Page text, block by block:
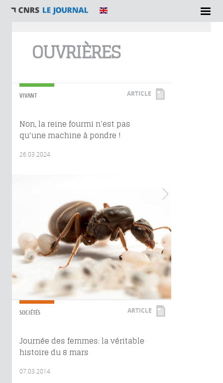
OUVRIÈRES
VIVANT ARTICLE
Non, la reine fourmi n’est pas
qu’une machine à pondre !
26.03.2024
SOCIÉTÉS ARTICLE
Journée des femmes: la véritable
histoire du 8 mars
07.03.2014